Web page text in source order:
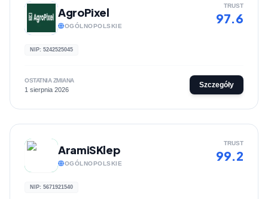
AgroPixel
OGÓLNOPOLSKIE
TRUST
97.6
NIP: 5242525045
OSTATNIA ZMIANA
1 sierpnia 2026
Szczegóły
AramiSKlep
OGÓLNOPOLSKIE
TRUST
99.2
NIP: 5671921540